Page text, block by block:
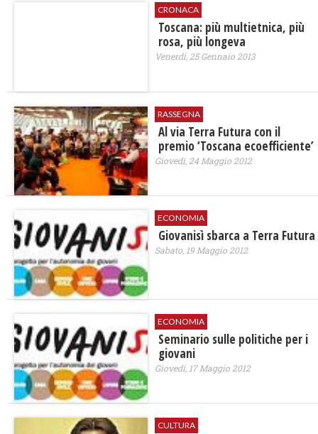
CRONACA
Toscana: più multietnica, più
rosa, più longeva
Venerdì, 25 Gennaio 2013
RASSEGNA
Al via Terra Futura con il
premio ‘Toscana ecoefficiente’
Giovedì, 24 Maggio 2012
ECONOMIA
Giovanisì sbarca a Terra Futura
Sabato, 19 Maggio 2012
ECONOMIA
Seminario sulle politiche per i
giovani
Giovedì, 17 Maggio 2012
CULTURA